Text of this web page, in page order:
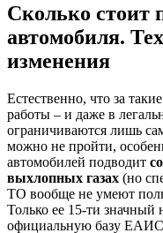
Сколько стоит
автомобиля.
изменения
Естественно, что за
работы – и даже в
ограничиваются лишь
можно не пройти,
автомобилей подводит
выхлопных газах (но
ТО вообще не умеют
Только ее 15-ти значный
официальную базу